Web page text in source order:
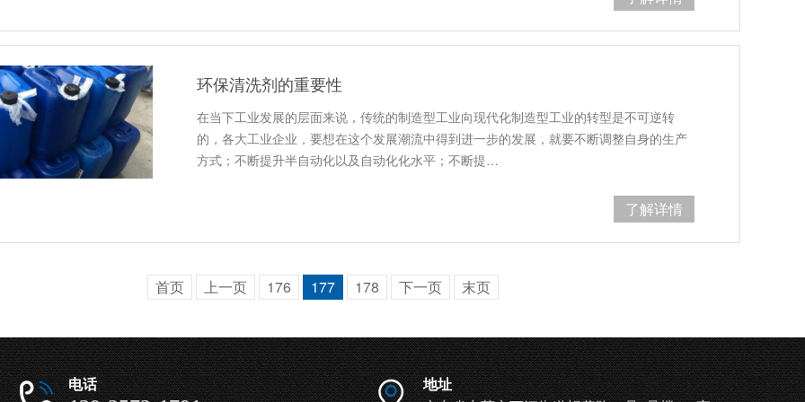
环保清洗剂的重要性
在当下工业发展的层面来说，传统的制造型工业向现代化制造型工业的转型是不可逆转
的，各大工业企业，要想在这个发展潮流中得到进一步的发展，就要不断调整自身的生产
方式；不断提升半自动化以及自动化化水平；不断提…
了解详情
首页 上一页 176 177 178 下一页 末页
电话
地址